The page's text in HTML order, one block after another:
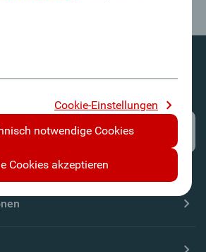
Newsletter-Service immer
Cookie-Einstellungen
notwendige Cookies
Cookies akzeptieren